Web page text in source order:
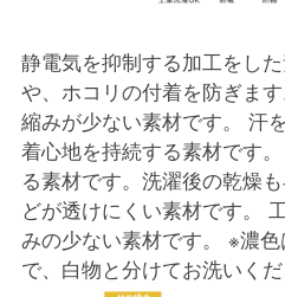
静電気を抑制する加工をし
や、ホコリの付着を防ぎま
縮みが少ない素材です。 汗
着心地を持続する素材です
る素材です。洗濯後の乾燥
どが透けにくい素材です。
みの少ない素材です。 ※濃
で、白物と分けてお洗いくだ